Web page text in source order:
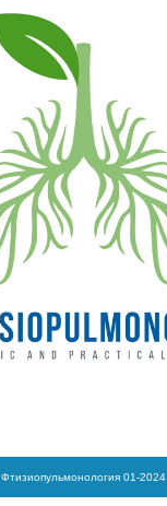
Фтизиопульмонология 01-2024